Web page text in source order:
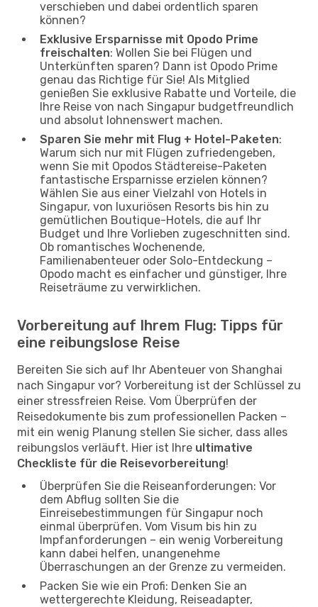
verschieben und dabei ordentlich sparen
können?
Exklusive Ersparnisse mit Opodo Prime
freischalten: Wollen Sie bei Flügen und
Unterkünften sparen? Dann ist Opodo Prime
genau das Richtige für Sie! Als Mitglied
genießen Sie exklusive Rabatte und Vorteile, die
Ihre Reise von nach Singapur budgetfreundlich
und absolut lohnenswert machen.
Sparen Sie mehr mit Flug + Hotel-Paketen:
Warum sich nur mit Flügen zufriedengeben,
wenn Sie mit Opodos Städtereise-Paketen
fantastische Ersparnisse erzielen können?
Wählen Sie aus einer Vielzahl von Hotels in
Singapur, von luxuriösen Resorts bis hin zu
gemütlichen Boutique-Hotels, die auf Ihr
Budget und Ihre Vorlieben zugeschnitten sind.
Ob romantisches Wochenende,
Familienabenteuer oder Solo-Entdeckung –
Opodo macht es einfacher und günstiger, Ihre
Reiseträume zu verwirklichen.
Vorbereitung auf Ihrem Flug: Tipps für
eine reibungslose Reise
Bereiten Sie sich auf Ihr Abenteuer von Shanghai
nach Singapur vor? Vorbereitung ist der Schlüssel zu
einer stressfreien Reise. Vom Überprüfen der
Reisedokumente bis zum professionellen Packen –
mit ein wenig Planung stellen Sie sicher, dass alles
reibungslos verläuft. Hier ist Ihre ultimative
Checkliste für die Reisevorbereitung!
Überprüfen Sie die Reiseanforderungen: Vor
dem Abflug sollten Sie die
Einreisebestimmungen für Singapur noch
einmal überprüfen. Vom Visum bis hin zu
Impfanforderungen – ein wenig Vorbereitung
kann dabei helfen, unangenehme
Überraschungen an der Grenze zu vermeiden.
Packen Sie wie ein Profi: Denken Sie an
wettergerechte Kleidung, Reiseadapter,